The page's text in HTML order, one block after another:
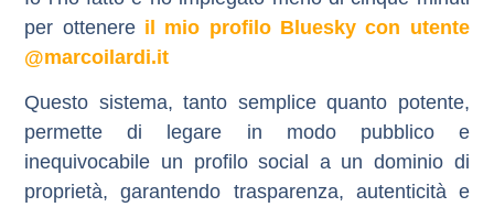
per ottenere il mio profilo Bluesky con utente
@marcoilardi.it
Questo sistema, tanto semplice quanto potente,
permette di legare in modo pubblico e
inequivocabile un profilo social a un dominio di
proprietà, garantendo trasparenza, autenticità e